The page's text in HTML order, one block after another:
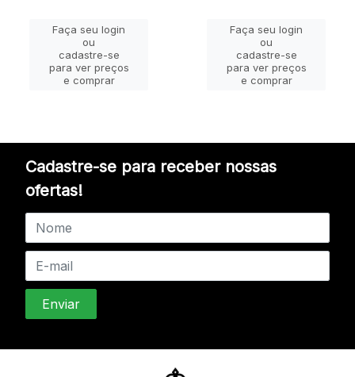
Faça seu login
ou
cadastre-se
para ver preços
e comprar
Faça seu login
ou
cadastre-se
para ver preços
e comprar
Cadastre-se para receber nossas
ofertas!